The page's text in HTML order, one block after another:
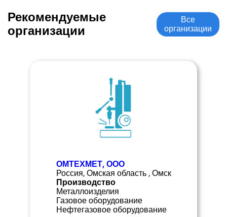
Рекомендуемые
организации
Все
организации
ОМТЕХМЕТ, ООО
Россия, Омская область , Омск
Производство
Металлоизделия
Газовое оборудование
Нефтегазовое оборудование